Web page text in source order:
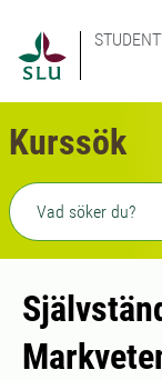
Kurssök
Fritext sökning